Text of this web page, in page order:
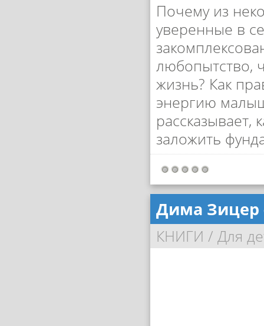
Почему из
уверенные в
любопытство,
жизнь? Как
энергию
заложить
Дима Зицер
КНИГИ / Для